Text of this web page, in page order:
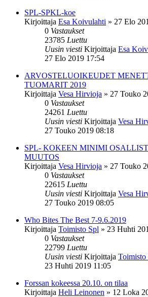
SPL-SPKL-koe
Kirjoittaja Esa Koivulahti » 27 Elo
0 Vastaukset
23785 Luettu
Uusin viesti Kirjoittaja Esa
27 Elo 2019 17:54
ARVOSTELUOIKEUDET
TUOMARIT 2019
Kirjoittaja Vesa Hirvioja » 27 Touko
0 Vastaukset
24261 Luettu
Uusin viesti Kirjoittaja Vesa
27 Touko 2019 08:18
SPL- KOKEEN MINIMI
MUUTOS
Kirjoittaja Vesa Hirvioja » 27 Touko
0 Vastaukset
22615 Luettu
Uusin viesti Kirjoittaja Vesa
27 Touko 2019 08:05
Who Bites The Best 7-9.6.2019
Kirjoittaja Toimisto Spl » 23 Huhti
0 Vastaukset
22799 Luettu
Uusin viesti Kirjoittaja Toimisto
23 Huhti 2019 11:05
Forssan kokeessa 20.10. on tilaa
Kirjoittaja Heli Leinonen » 12 Loka